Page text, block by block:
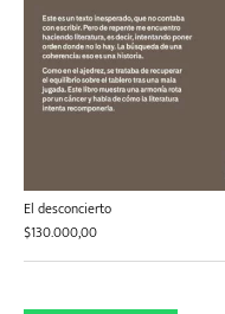
El desconcierto
$130.000,00